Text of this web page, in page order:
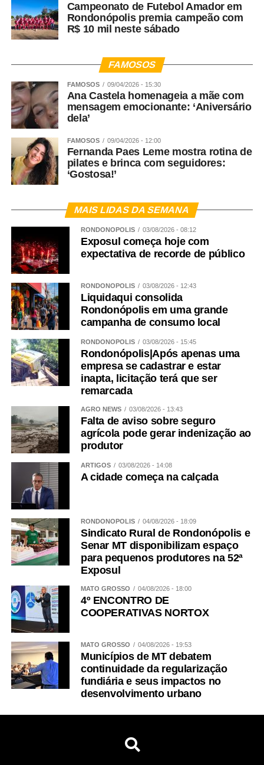
Campeonato de Futebol Amador em
Rondonópolis premia campeão com
R$ 10 mil neste sábado
FAMOSOS
FAMOSOS 09/04/2026 - 15:30
Ana Castela homenageia a mãe com
mensagem emocionante: ‘Aniversário
dela’
FAMOSOS 09/04/2026 - 12:00
Fernanda Paes Leme mostra rotina de
pilates e brinca com seguidores:
‘Gostosa!’
MAIS LIDAS DA SEMANA
RONDONÓPOLIS 03/08/2026 - 08:12
Exposul começa hoje com
expectativa de recorde de público
RONDONÓPOLIS 03/08/2026 - 12:43
Liquidaqui consolida
Rondonópolis em uma grande
campanha de consumo local
RONDONÓPOLIS 03/08/2026 - 15:45
Rondonópolis|Após apenas uma
empresa se cadastrar e estar
inapta, licitação terá que ser
remarcada
AGRO NEWS 03/08/2026 - 13:43
Falta de aviso sobre seguro
agrícola pode gerar indenização ao
produtor
ARTIGOS 03/08/2026 - 14:08
A cidade começa na calçada
RONDONÓPOLIS 04/08/2026 - 18:09
Sindicato Rural de Rondonópolis e
Senar MT disponibilizam espaço
para pequenos produtores na 52ª
Exposul
MATO GROSSO 04/08/2026 - 18:00
4º ENCONTRO DE
COOPERATIVAS NORTOX
MATO GROSSO 04/08/2026 - 19:53
Municípios de MT debatem
continuidade da regularização
fundiária e seus impactos no
desenvolvimento urbano